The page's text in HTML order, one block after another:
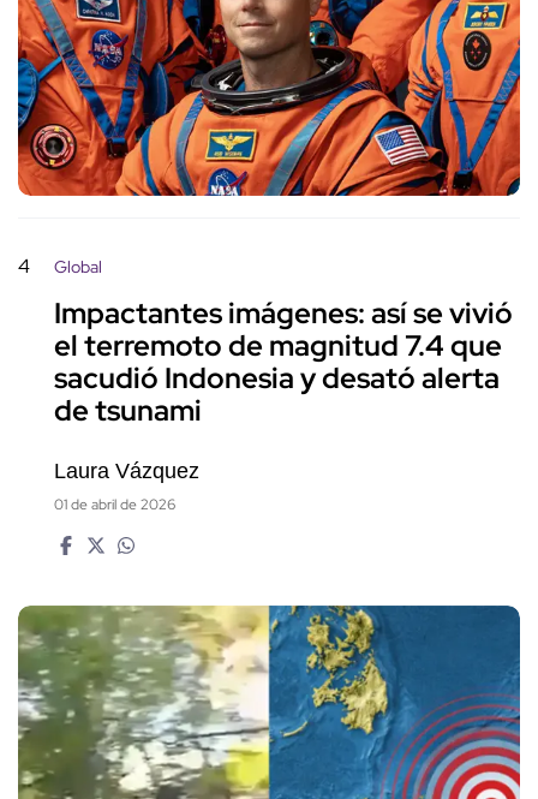
4 Global
Impactantes imágenes: así se vivió
el terremoto de magnitud 7.4 que
sacudió Indonesia y desató alerta
de tsunami
Laura Vázquez
01 de abril de 2026